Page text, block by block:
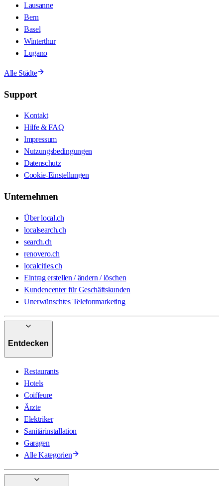
Lausanne
Bern
Basel
Winterthur
Lugano
Alle Städte
Support
Kontakt
Hilfe & FAQ
Impressum
Nutzungsbedingungen
Datenschutz
Cookie-Einstellungen
Unternehmen
Über local.ch
localsearch.ch
search.ch
renovero.ch
localcities.ch
Eintrag erstellen / ändern / löschen
Kundencenter für Geschäftskunden
Unerwünschtes Telefonmarketing
Entdecken
Restaurants
Hotels
Coiffeure
Ärzte
Elektriker
Sanitärinstallation
Garagen
Alle Kategorien